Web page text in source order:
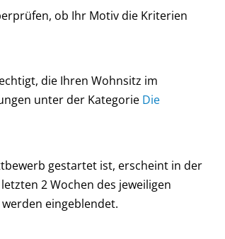
ob Ihr Motiv die Kriterien
die Ihren Wohnsitz im
unter der Kategorie Die
gestartet ist, erscheint in der
2 Wochen des jeweiligen
eingeblendet.